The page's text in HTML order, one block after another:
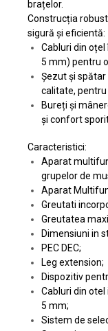
brațelor.
Construcția
sigură și eficientă:
Cabluri din
5 mm) pentru
Șezut și
calitate,
Bureți și
și confort
Caracteristici:
Aparat
grupelor de
Aparat
Greutati
Greutatea
Dimensiuni in
PEC DEC;
Leg extension;
Dispozitiv
Cabluri din
5 mm;
Sistem de